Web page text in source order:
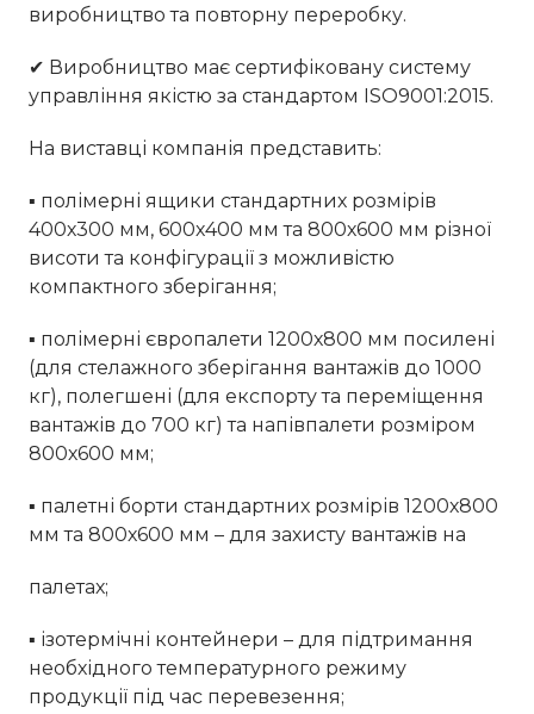
виробництво та повторну переробку.
✔ Виробництво має сертифіковану систему
управління якістю за стандартом ISO9001:2015.
На виставці компанія представить:
▪ полімерні ящики стандартних розмірів
400х300 мм, 600х400 мм та 800х600 мм різної
висоти та конфігурації з можливістю
компактного зберігання;
▪ полімерні європалети 1200х800 мм посилені
(для стелажного зберігання вантажів до 1000
кг), полегшені (для експорту та переміщення
вантажів до 700 кг) та напівпалети розміром
800х600 мм;
▪ палетні борти стандартних розмірів 1200х800
мм та 800х600 мм – для захисту вантажів на
палетах;
▪ ізотермічні контейнери – для підтримання
необхідного температурного режиму
продукції під час перевезення;